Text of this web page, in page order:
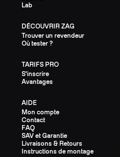
Lab
DÉCOUVRIR ZAG
Trouver un revendeur
Où tester ?
TARIFS PRO
S'inscrire
Avantages
AIDE
Mon compte
Contact
FAQ
SAV et Garantie
Livraisons & Retours
Instructions de montage